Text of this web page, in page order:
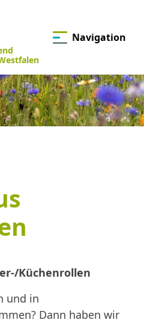
Navigation
Küchenrollen
und in
Dann haben wir